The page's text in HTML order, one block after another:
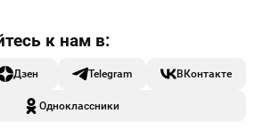
Дзен Telegram ВКонтакте
Одноклассники